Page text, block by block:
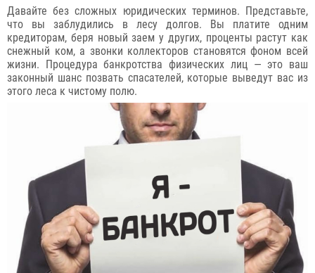
Давайте без сложных юридических терминов. Представьте,
что вы заблудились в лесу долгов. Вы платите одним
кредиторам, беря новый заем у других, проценты растут как
снежный ком, а звонки коллекторов становятся фоном всей
жизни. Процедура банкротства физических лиц — это ваш
законный шанс позвать спасателей, которые выведут вас из
этого леса к чистому полю.